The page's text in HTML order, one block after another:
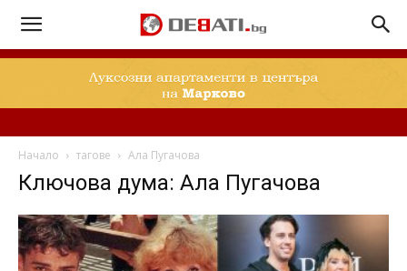
Начало тагове Ала Пугачова
Ключова дума: Ала Пугачова